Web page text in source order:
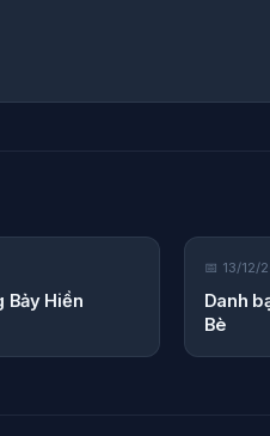
Bảy Hiền
📅 13/12/
Danh
Bè